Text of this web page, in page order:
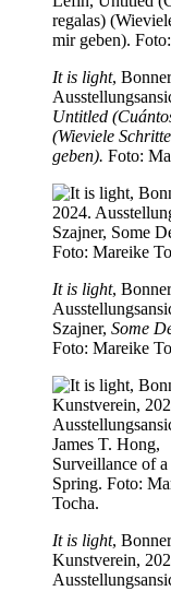
It is light,
Untitled
(Wieviele
geben). Foto:
It is light,
Szajner, Some
Foto: Mareike
It is light, Bonner
Kunstverein,